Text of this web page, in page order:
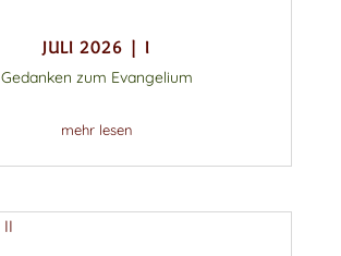
JULI 2026 | I
Gedanken zum Evangelium
mehr lesen